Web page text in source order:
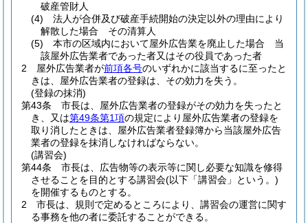
破産管財人
(4)
法人が合併及び破産手続開始の決定以外の理由により
解散した場合 その清算人
(5)
本市の区域内において屋外広告業を廃止した場合 当
該屋外広告業者であった者又はその役員であった者
2
屋外広告業者が前項各号のいずれかに該当するに至ったと
きは、屋外広告業者の登録は、その効力を失う。
(登録の抹消)
第43条
市長は、屋外広告業者の登録がその効力を失ったと
き、又は第49条第1項の規定により屋外広告業者の登録を
取り消したときは、屋外広告業者登録簿から当該屋外広告
業者の登録を抹消しなければならない。
(講習会)
第44条
市長は、広告物等の表示等に関し必要な知識を修得
させることを目的とする講習会(以下「講習会」という。)
を開催するものとする。
2
市長は、規則で定めるところにより、講習会の運営に関す
る事務を他の者に委託することができる。